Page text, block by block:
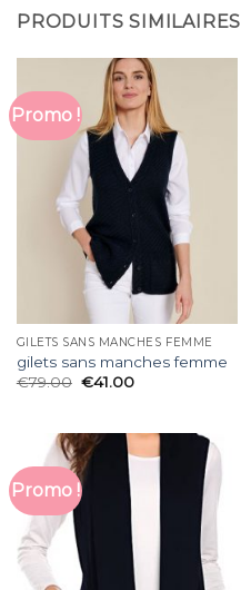
PRODUITS SIMILAIRES
Promo !
GILETS SANS MANCHES FEMME
gilets sans manches femme
€79.00 €41.00
Promo !